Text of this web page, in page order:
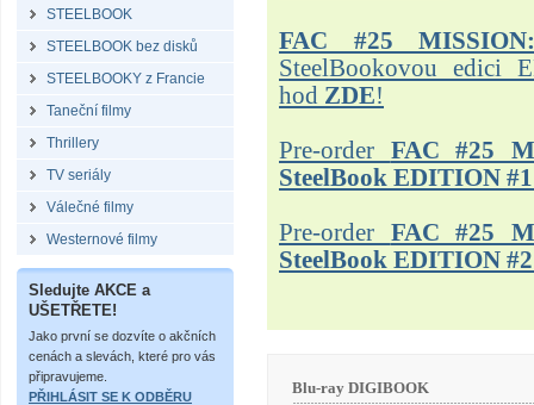
STEELBOOK
STEELBOOK bez disků
STEELBOOKY z Francie
Taneční filmy
Thrillery
TV seriály
Válečné filmy
Westernové filmy
Sledujte AKCE a
UŠETŘETE!
Jako první se dozvíte o akčních
cenách a slevách, které pro vás
připravujeme.
PŘIHLÁSIT SE K ODBĚRU
FAC #25
SteelBookovou edici
hod ZDE!
Pre-order FAC #25
SteelBook EDITION #1
Pre-order FAC #25
SteelBook EDITION #2
Blu-ray DIGIBOOK